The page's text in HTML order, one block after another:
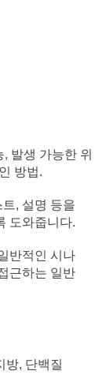
발생 가능한 위
방법.
, 설명 등을
도와줍니다.
반적인 시나
근하는 일반
방, 단백질